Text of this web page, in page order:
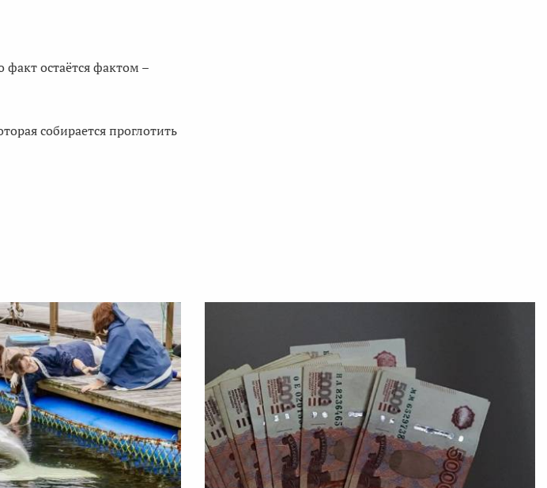
остаётся фактом –
собирается проглотить